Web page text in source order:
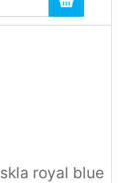
royal blue